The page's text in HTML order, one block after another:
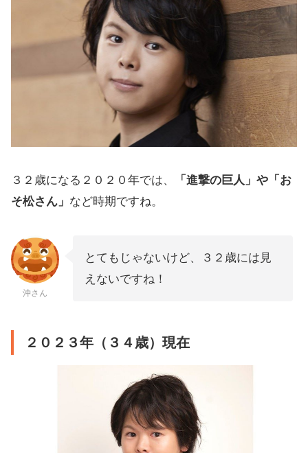
３２歳になる２０２０年では、
「進撃の巨人」や「お
そ松さん」 など時期ですね。
沖さん
とてもじゃないけど、３２歳には見
えないですね！
２０２３年（３４歳）現在